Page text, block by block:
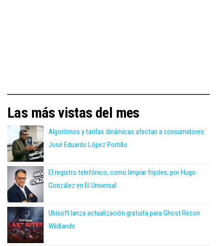
Las más vistas del mes
Algoritmos y tarifas dinámicas afectan a consumidores:
José Eduardo López Portillo
El registro telefónico, como limpiar frijoles; por Hugo
González en El Universal
Ubisoft lanza actualización gratuita para Ghost Recon
Wildlands